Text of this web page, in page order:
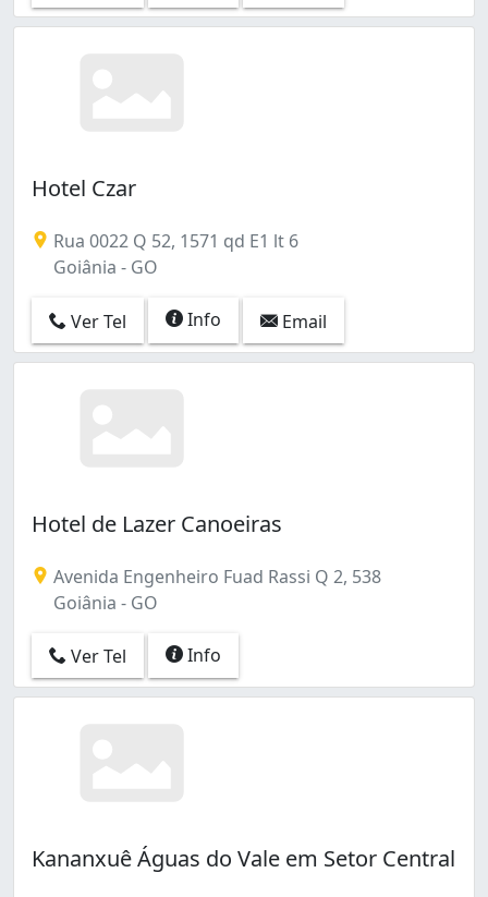
Hotel Czar
Rua 0022 Q 52, 1571 qd E1 lt 6
Goiânia - GO
Ver Tel Info Email
Hotel de Lazer Canoeiras
Avenida Engenheiro Fuad Rassi Q 2, 538
Goiânia - GO
Ver Tel Info
Kananxuê Águas do Vale em Setor Central